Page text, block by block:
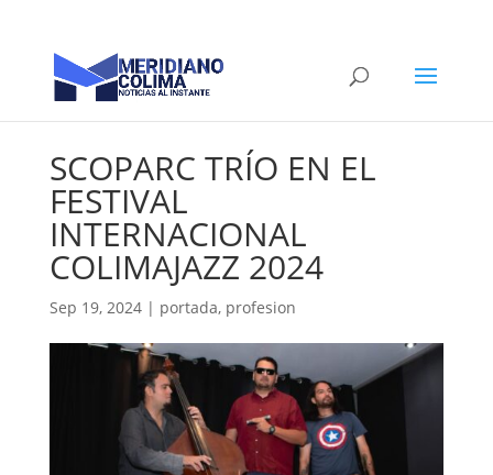
SCOPARC TRÍO EN EL
FESTIVAL
INTERNACIONAL
COLIMAJAZZ 2024
Sep 19, 2024| portada, profesion